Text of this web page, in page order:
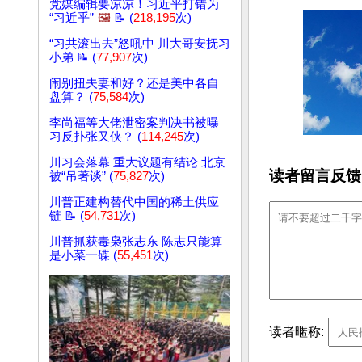
党媒编辑要凉凉！习近平打错为
“习近乎” 🖼️ 📝 (218,195次)
“习共滚出去”怒吼中 川大哥安抚习
小弟 📝 (77,907次)
闹别扭夫妻和好？还是美中各自
盘算？ (75,584次)
李尚福等大佬泄密案判决书被曝
习反扑张又侠？ (114,245次)
川习会落幕 重大议题有结论 北京
被“吊著谈” (75,827次)
川普正建构替代中国的稀土供应
链 📝 (54,731次)
川普抓获毒枭张志东 陈志只能算
是小菜一碟 (55,451次)
读者留言反
读者暱称: